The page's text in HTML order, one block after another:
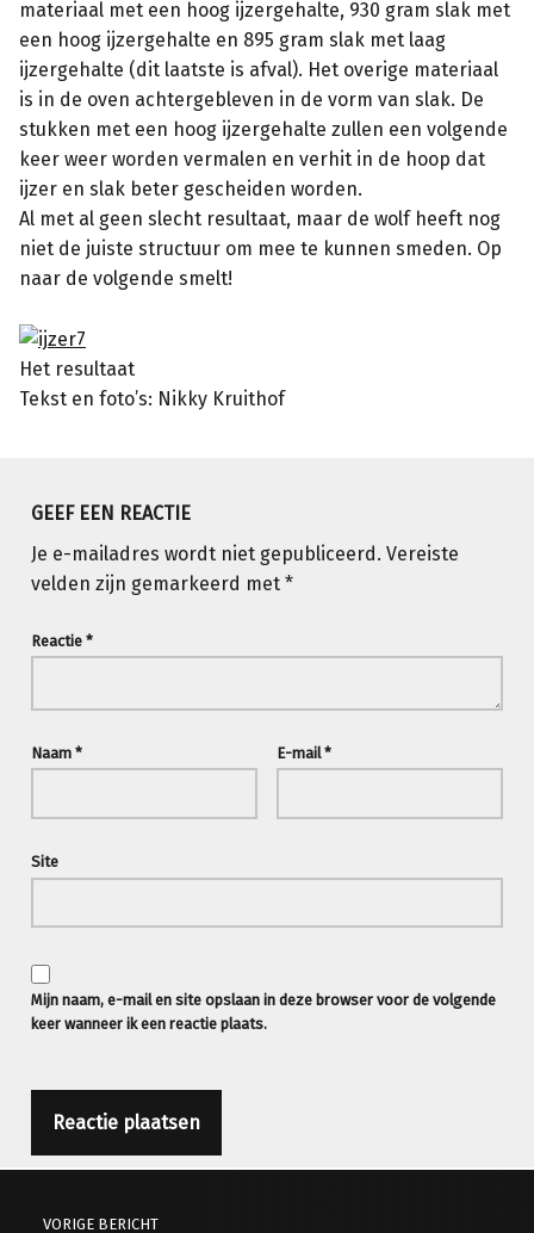
materiaal met een hoog ijzergehalte, 930 gram slak met
een hoog ijzergehalte en 895 gram slak met laag
ijzergehalte (dit laatste is afval). Het overige materiaal
is in de oven achtergebleven in de vorm van slak. De
stukken met een hoog ijzergehalte zullen een volgende
keer weer worden vermalen en verhit in de hoop dat
ijzer en slak beter gescheiden worden.
Al met al geen slecht resultaat, maar de wolf heeft nog
niet de juiste structuur om mee te kunnen smeden. Op
naar de volgende smelt!
Het resultaat
Tekst en foto’s: Nikky Kruithof
GEEF EEN REACTIE
Je e-mailadres wordt niet gepubliceerd. Vereiste
velden zijn gemarkeerd met *
Reactie *
Naam * E-mail*
Site
Mijn naam, e-mail en site opslaan in deze browser voor de volgende
keer wanneer ik een reactie plaats.
Berichtnavigatie
VORIGE BERICHT